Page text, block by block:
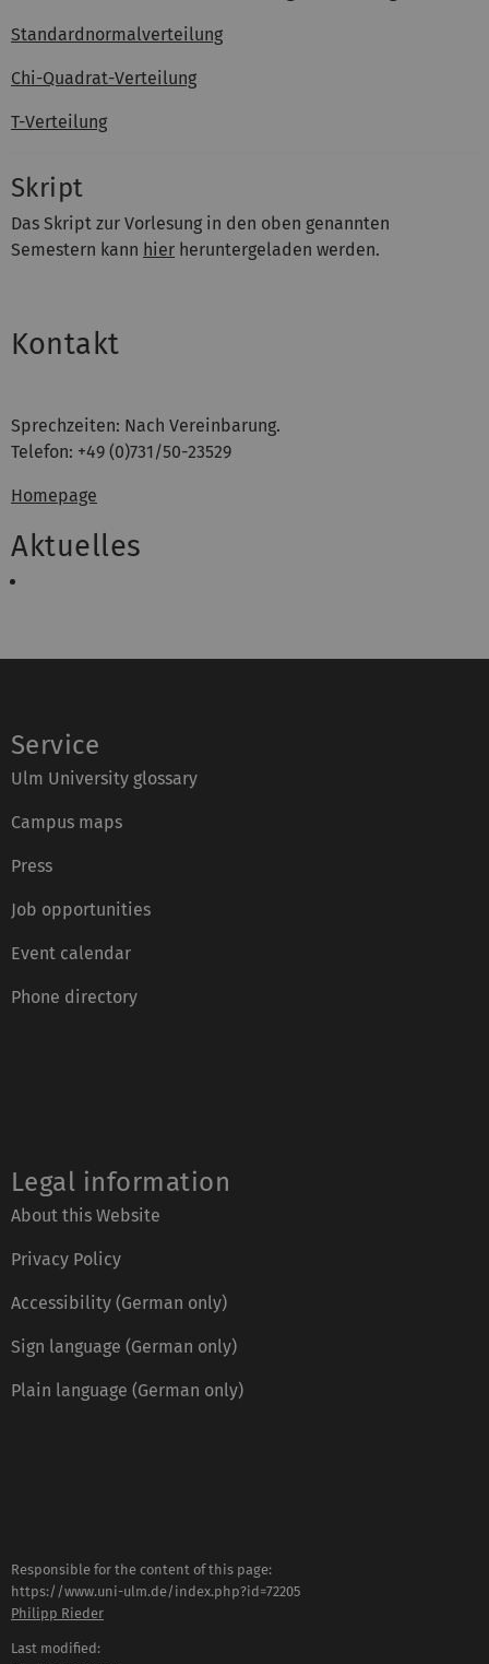
Standardnormalverteilung
Chi-Quadrat-Verteilung
T-Verteilung
Skript
Das Skript zur Vorlesung in den oben genannten
Semestern kann hier heruntergeladen werden.
Kontakt
Sprechzeiten: Nach Vereinbarung.
Telefon: +49 (0)731/50-23529
Homepage
Aktuelles
Service
Ulm University glossary
Campus maps
Press
Job opportunities
Event calendar
Phone directory
Legal information
About this Website
Privacy Policy
Accessibility (German only)
Sign language (German only)
Plain language (German only)
Responsible for the content of this page:
https://www.uni-ulm.de/index.php?id=72205
Philipp Rieder
Last modified: